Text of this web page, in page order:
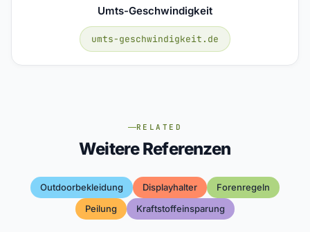
Umts-Geschwindigkeit
umts-geschwindigkeit.de
RELATED
Weitere Referenzen
Outdoorbekleidung Displayhalter
Forenregeln
Peilung
Kraftstoffeinsparung